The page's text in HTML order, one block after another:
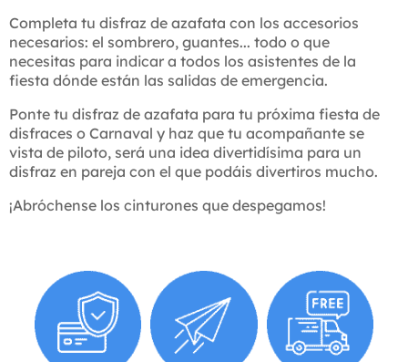
Completa tu disfraz de azafata con los accesorios
necesarios: el sombrero, guantes... todo o que
necesitas para indicar a todos los asistentes de la
fiesta dónde están las salidas de emergencia.
Ponte tu disfraz de azafata para tu próxima fiesta de
disfraces o Carnaval y haz que tu acompañante se
vista de piloto, será una idea divertidísima para un
disfraz en pareja con el que podáis divertiros mucho.
¡Abróchense los cinturones que despegamos!